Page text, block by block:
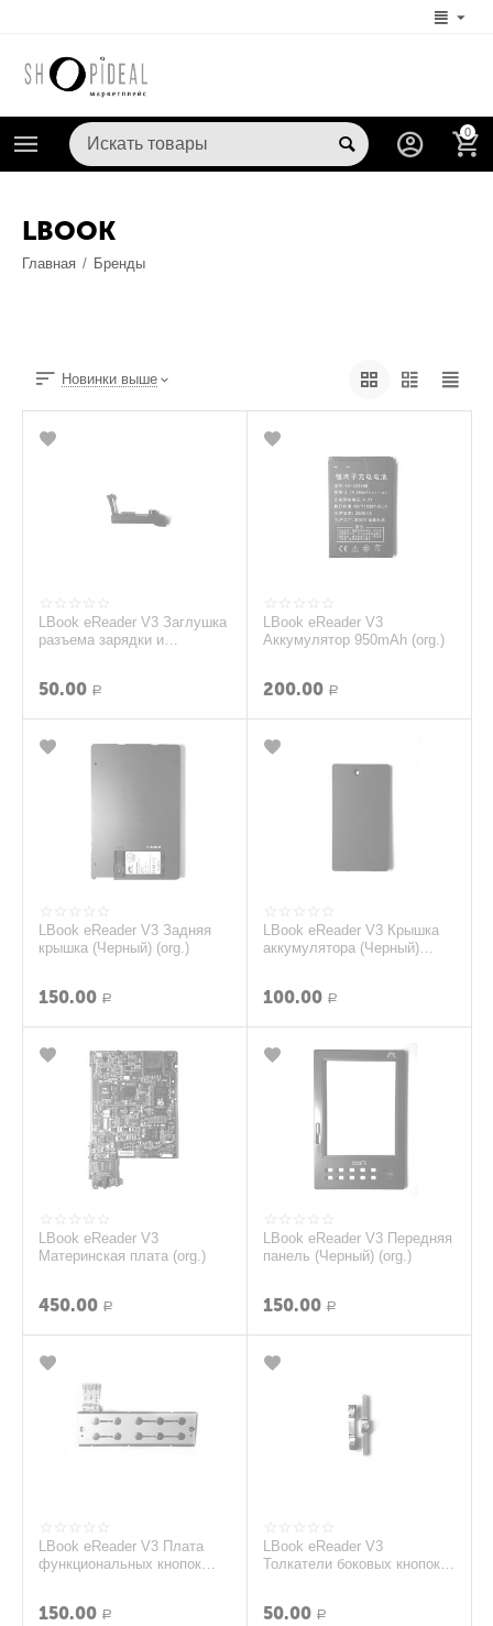
0
LBOOK
Главная / Бренды
Новинки выше
LBook eReader V3 Заглушка
разъема зарядки и
50.00 Р
LBook eReader V3
Аккумулятор 950mAh (org.)
200.00 Р
LBook eReader V3 Задняя
крышка (Черный) (org.)
150.00 Р
LBook eReader V3 Крышка
аккумулятора (Черный)
100.00 Р
LBook eReader V3
Материнская плата (org.)
450.00 Р
LBook eReader V3 Передняя
панель (Черный) (org.)
150.00 Р
LBook eReader V3 Плата
функциональных кнопок
150.00 Р
LBook eReader V3
Толкатели боковых кнопок
50.00 Р